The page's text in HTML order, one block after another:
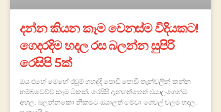
දන්න කියන කෑම වෙනස්ම විදියකට!
ගෙදරදිම හදල රස බලන්න සුපිරි
රෙසිපි 5ක්
ඔය එහේ මෙහේ රවුම් ගහද්දි පොඩි පොඩි තැන්වලින් කන්න
හම්බවෙච්ච කෑම ටිකක්. රෙසිපි දැනගත්තෙත් එයාලගෙන්ම
අහල. බලන්නකො නිකමට ඔයාලත් මේවා ගෙවල් වලම හදල..